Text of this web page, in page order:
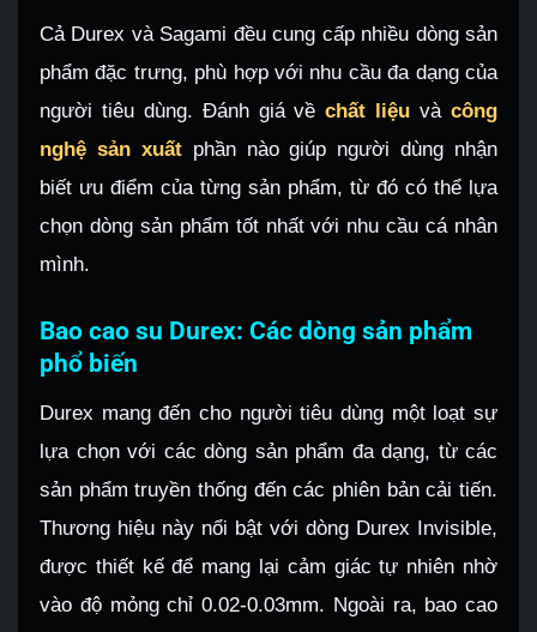
Cả Durex và Sagami đều cung cấp nhiều dòng sản
phẩm đặc trưng, phù hợp với nhu cầu đa dạng của
người tiêu dùng. Đánh giá vềchất liệu vàcông
nghệ sản xuấtphần nào giúp người dùng nhận
biết ưu điểm của từng sản phẩm, từ đó có thể lựa
chọn dòng sản phẩm tốt nhất với nhu cầu cá nhân
mình.
Bao cao su Durex: Các dòng sản phẩm
phổ biến
Durex mang đến cho người tiêu dùng một loạt sự
lựa chọn với các dòng sản phẩm đa dạng, từ các
sản phẩm truyền thống đến các phiên bản cải tiến.
Thương hiệu này nổi bật với dòng Durex Invisible,
được thiết kế để mang lại cảm giác tự nhiên nhờ
vào độ mỏng chỉ 0.02-0.03mm. Ngoài ra, bao cao